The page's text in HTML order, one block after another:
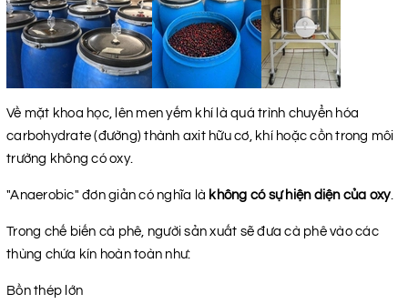
Về mặt khoa học, lên men yếm khí là quá trình chuyển hóa
carbohydrate (đường) thành axit hữu cơ, khí hoặc cồn trong môi
trường không có oxy.
"Anaerobic" đơn giản có nghĩa là không có sự hiện diện của oxy.
Trong chế biến cà phê, người sản xuất sẽ đưa cà phê vào các
thùng chứa kín hoàn toàn như:
Bồn thép lớn